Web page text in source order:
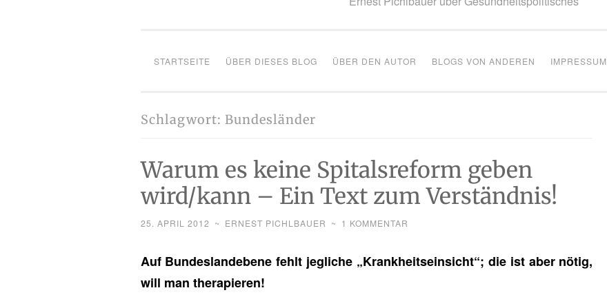
STARTSEITE ÜBER DIESES BLOG ÜBER DEN AUTOR BLOGS VON ANDEREN IMPRESSUM
Schlagwort: Bundesländer
Warum es keine Spitalsreform geben
wird/kann – Ein Text zum Verständnis!
25. APRIL 2012 ~ ERNEST PICHLBAUER ~ 1 KOMMENTAR
Auf Bun­des­land­ebe­ne fehlt jeg­li­che „Krank­heits­ein­sicht“; die ist aber nötig,
will man the­ra­pie­ren!